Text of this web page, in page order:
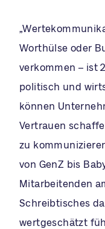
Worthülse oder
verkommen – ist
politisch und
können
Vertrauen
zu
von GenZ bis
Mitarbeitenden
Schreibtisches
wertgeschätzt